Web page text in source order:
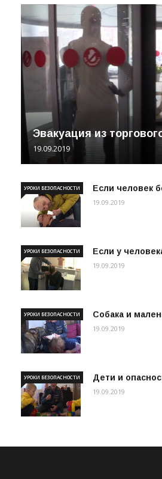
Эвакуация из
19.09.2019
Если человек
УРОКИ БЕЗОПАСНОСТИ
19.09.2019
Если у
УРОКИ БЕЗОПАСНОСТИ
19.09.2019
Собака и
УРОКИ БЕЗОПАСНОСТИ
19.09.2019
Дети и
УРОКИ БЕЗОПАСНОСТИ
19.09.2019